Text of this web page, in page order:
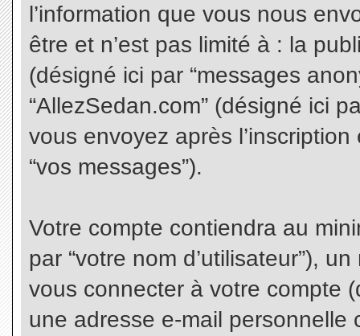
l’information que vous nous
être et n’est pas limité à : la
(désigné ici par “messages
“AllezSedan.com” (désigné ici
vous envoyez après
“vos messages”).
Votre compte contiendra au
par “votre nom d’utilisateur”),
vous connecter à votre compte
une adresse e-mail personnelle